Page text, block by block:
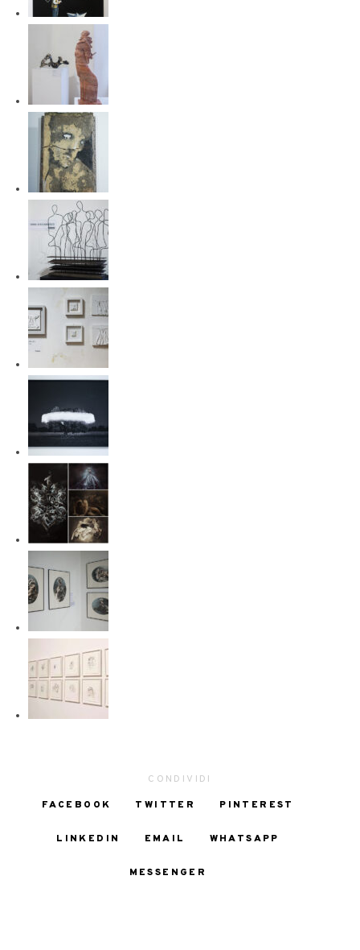
CONDIVIDI
FACEBOOK
TWITTER PINTEREST
LINKEDIN EMAIL WHATSAPP
MESSENGER